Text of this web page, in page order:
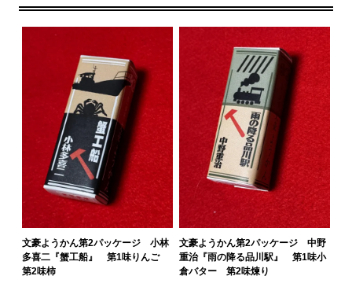
文豪ようかん第2パッケージ 小林
多喜二『蟹工船』 第1味りんご
第2味柿
文豪ようかん第2パッケージ 中野
重治『雨の降る品川駅』 第1味小
倉バター 第2味煉り